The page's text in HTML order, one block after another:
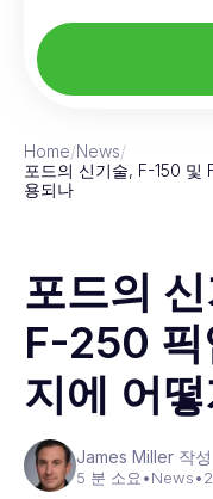
Home/News/
포드의 신기술, F-150 및
용되나
포드의
F-250 픽
지에 어
James Miller 작성
5 분 소요 •News•